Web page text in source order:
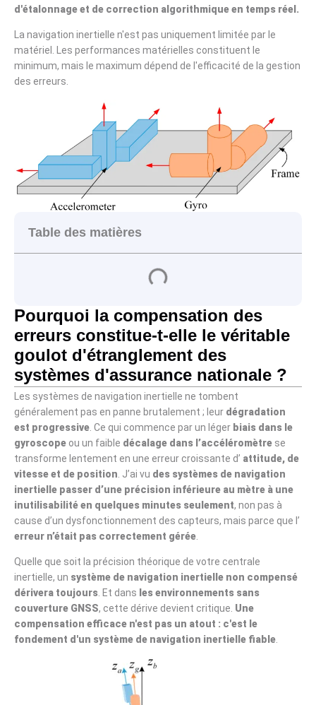
d'étalonnage et de correction algorithmique en temps réel.
La navigation inertielle n'est pas uniquement limitée par le
matériel. Les performances matérielles constituent le
minimum, mais le maximum dépend de l'efficacité de la gestion
des erreurs.
Table des matières
Pourquoi la compensation des
erreurs constitue-t-elle le véritable
goulot d'étranglement des
systèmes d'assurance nationale ?
Les systèmes de navigation inertielle ne tombent
généralement pas en panne brutalement ; leur dégradation
est progressive . Ce qui commence par un léger biais dans le
gyroscope ou un faible décalage dans l’accéléromètre se
transforme lentement en une erreur croissante d’ attitude, de
vitesse et de position . J’ai vu des systèmes de navigation
inertielle passer d’une précision inférieure au mètre à une
inutilisabilité en quelques minutes seulement, non pas à
cause d’un dysfonctionnement des capteurs, mais parce que l’
erreur n’était pas correctement gérée
Quelle que soit la précision théorique de votre centrale
inertielle, un système de navigation inertielle non compensé
dérivera toujours. Et dans les environnements sans
couverture GNSS, cette dérive devient critique. Une
compensation efficace n'est pas un atout : c'est le
fondement d'un système de navigation inertielle fiable.